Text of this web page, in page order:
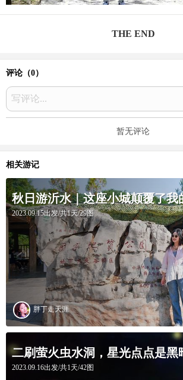
THE END
评论（0）
写评论...
暂无评论
相关游记
秋日游沂水｜这座小城颠覆了我
2023.09.15出发/共1天/29图
胖丁走天涯
二刷萤火虫水洞，星光点点是黑
2023.09.16出发/共1天/42图